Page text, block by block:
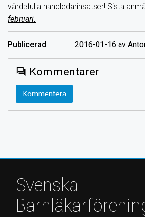
värdefulla handledarinsatser! Sista
februari.
Publicerad 2016-01-16 av
forum Kommentarer
Kommentera
Svenska